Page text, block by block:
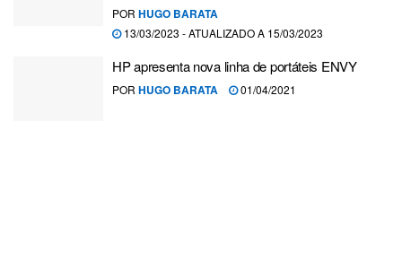
POR HUGO BARATA
13/03/2023 - ATUALIZADO A 15/03/2023
HP apresenta nova linha de portáteis ENVY
POR HUGO BARATA 01/04/2021